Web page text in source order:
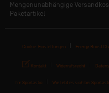
Mengenunabhängige
Paketartikel
Cookie-Einstellungen Energy Boost
Kontakt Widerrufsrecht
I'm Sportastic Wie lebt es sich bei